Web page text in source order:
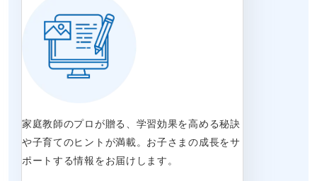
家庭教師のプロが贈る、学習効果を高める秘訣
や子育てのヒントが満載。お子さまの成長をサ
ポートする情報をお届けします。